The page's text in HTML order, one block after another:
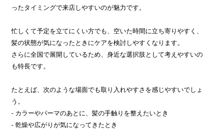
ったタイミングで来店しやすいのが魅力です。
忙しくて予定を立てにくい方でも、空いた時間に立ち寄りやすく、
髪の状態が気になったときにケアを検討しやすくなります。
さらに全国で展開しているため、身近な選択肢として考えやすいの
も特長です。
たとえば、次のような場面でも取り入れやすさを感じやすいでしょ
う。
- カラーやパーマのあとに、髪の手触りを整えたいとき
- 乾燥や広がりが気になってきたとき